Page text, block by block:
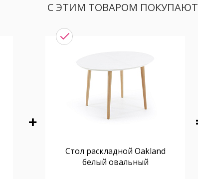
С ЭТИМ ТОВАРОМ ПОКУПАЮТ
Стол раскладной Oakland
белый овальный